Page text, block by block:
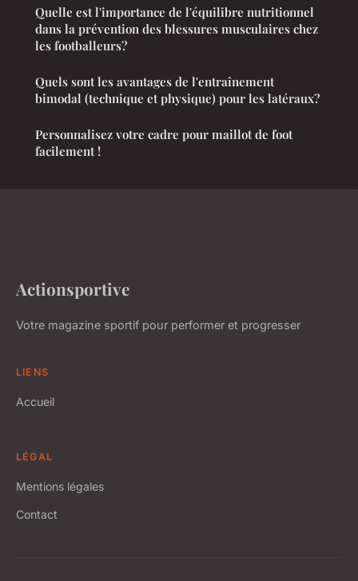
Quelle est l'importance de l'équilibre nutritionnel
dans la prévention des blessures musculaires chez
les footballeurs?
Quels sont les avantages de l'entraînement
bimodal (technique et physique) pour les latéraux?
Personnalisez votre cadre pour maillot de foot
facilement !
Actionsportive
Votre magazine sportif pour performer et progresser
LIENS
Accueil
LÉGAL
Mentions légales
Contact